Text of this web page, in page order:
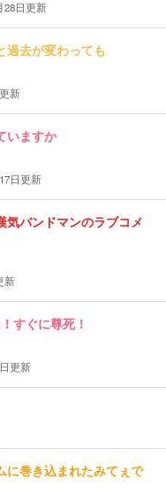
28日更新
過去が変わっても
更新
いますか
日更新
気バンドマンのラブコメ
新
すぐに尊死！
更新
に巻き込まれたみてぇで